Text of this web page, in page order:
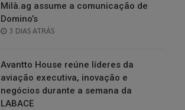
Milà.ag assume a comunicação de
Domino’s
POSTED
3 DIAS ATRÁS
Avantto House reúne líderes da
aviação executiva, inovação e
negócios durante a semana da
LABACE